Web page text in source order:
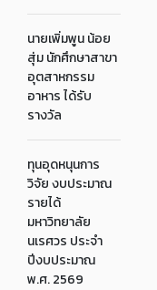
นายเพิ่มพูน น้อย
สุ่ม นักศึกษาสาขา
อุตสาหกรรม
อาหาร ได้รับ
รางวัล
ทุนอุดหนุนการ
วิจัย งบประมาณ
รายได้
มหาวิทยาลัย
นเรศวร ประจำ
ปีงบประมาณ
พ.ศ. 2569